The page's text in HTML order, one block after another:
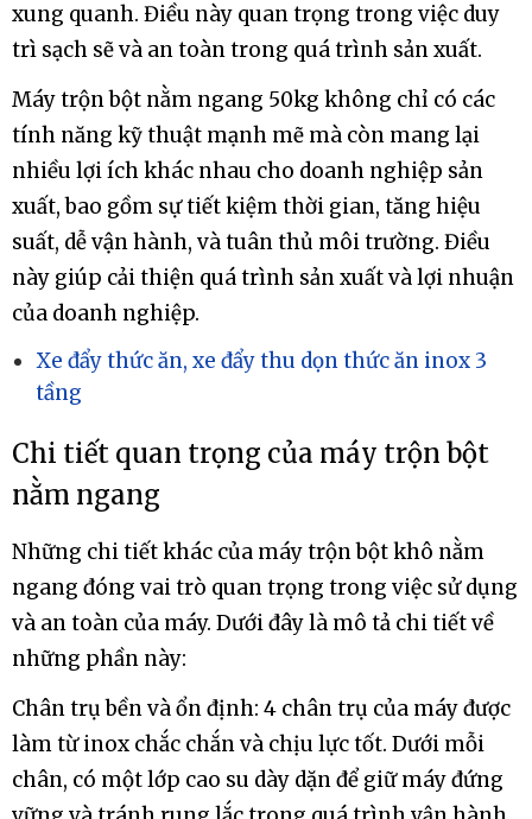
xung quanh. Điều này quan trọng trong việc duy
trì sạch sẽ và an toàn trong quá trình sản xuất.
Máy trộn bột nằm ngang 50kg không chỉ có các
tính năng kỹ thuật mạnh mẽ mà còn mang lại
nhiều lợi ích khác nhau cho doanh nghiệp sản
xuất, bao gồm sự tiết kiệm thời gian, tăng hiệu
suất, dễ vận hành, và tuân thủ môi trường. Điều
này giúp cải thiện quá trình sản xuất và lợi nhuận
của doanh nghiệp.
Xe đẩy thức ăn, xe đẩy thu dọn thức ăn inox 3
tầng
Chi tiết quan trọng của máy trộn bột
nằm ngang
Những chi tiết khác của máy trộn bột khô nằm
ngang đóng vai trò quan trọng trong việc sử dụng
và an toàn của máy. Dưới đây là mô tả chi tiết về
những phần này:
Chân trụ bền và ổn định: 4 chân trụ của máy được
làm từ inox chắc chắn và chịu lực tốt. Dưới mỗi
chân, có một lớp cao su dày dặn để giữ máy đứng